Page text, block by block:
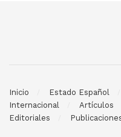
Inicio Estado Español
Internacional
Artículos
Editoriales